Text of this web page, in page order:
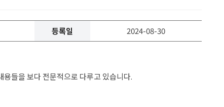
등록일
2024-08-30
들을 보다 전문적으로 다루고 있습니다.